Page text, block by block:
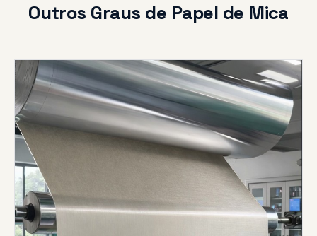
Outros Graus de Papel de Mica